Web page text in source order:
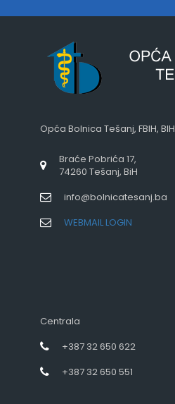
Opća Bolnica Tešanj, FBIH, BIH
Braće Pobrića 17,
74260 Tešanj, BiH
info@bolnicatesanj.ba
WEBMAIL LOGIN
Centrala
+387 32 650 622
+387 32 650 551